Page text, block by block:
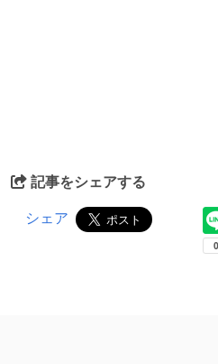
記事をシェアする
シェア